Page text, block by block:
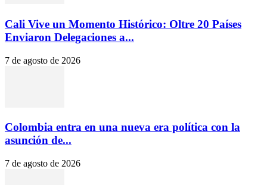
Cali Vive un Momento Histórico: Oltre 20 Países
Enviaron Delegaciones a...
7 de agosto de 2026
Colombia entra en una nueva era política con la
asunción de...
7 de agosto de 2026